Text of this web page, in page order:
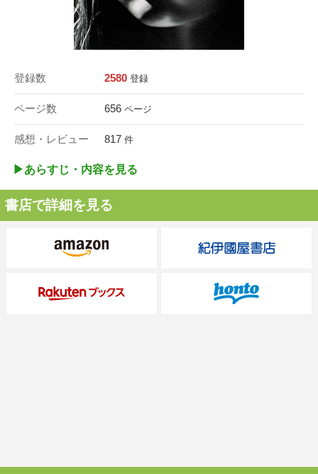
登録数 2580 登録
ページ数 656 ページ
感想・レビュー 817 件
▶︎あらすじ・内容を見る
書店で詳細を見る